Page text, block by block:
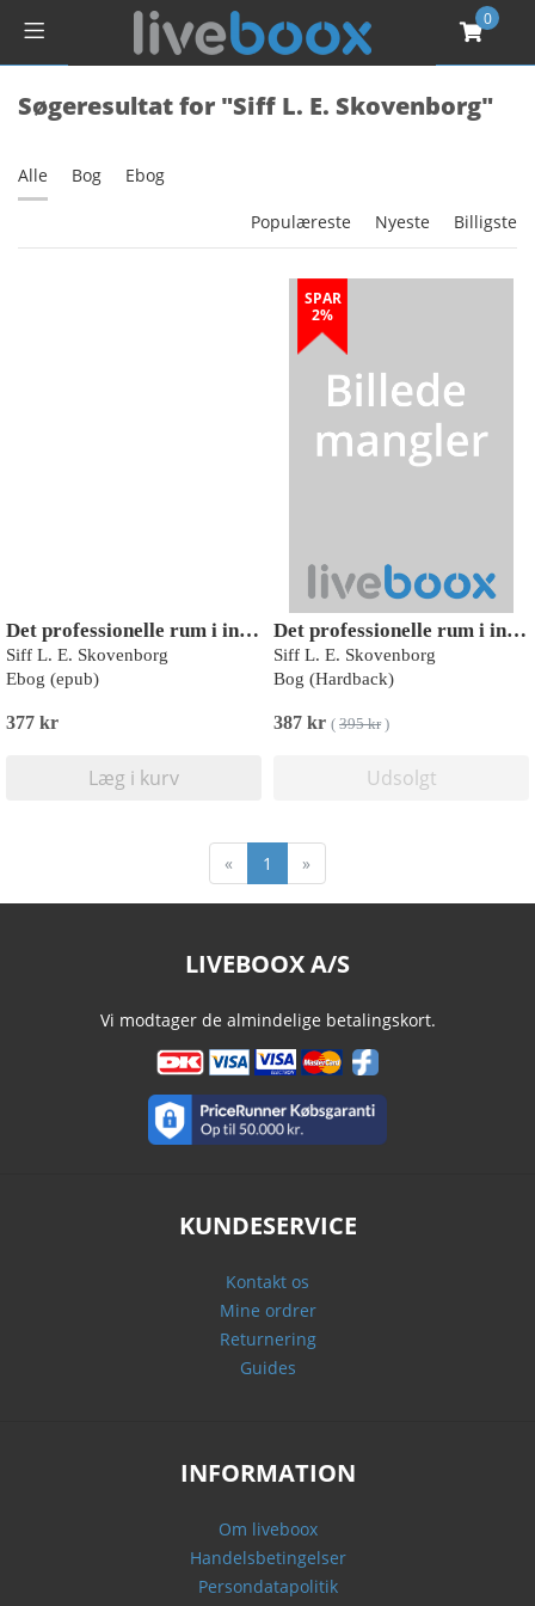
0
Søgeresultat for "Siff L. E. Skovenborg"
Alle Bog Ebog
Populæreste Nyeste Billigste
Det professionelle rum i individuel psykomotorisk terapi
Siff L. E. Skovenborg
Ebog (epub)
377 kr
Læg i kurv
SPAR
2%
Det professionelle rum i individuel psykomotorisk terapi
Siff L. E. Skovenborg
Bog (Hardback)
387 kr ( 395 kr)
Udsolgt
« 1 »
LIVEBOOX A/S
Vi modtager de almindelige betalingskort.
KUNDESERVICE
Kontakt os
Mine ordrer
Returnering
Guides
INFORMATION
Om liveboox
Handelsbetingelser
Persondatapolitik